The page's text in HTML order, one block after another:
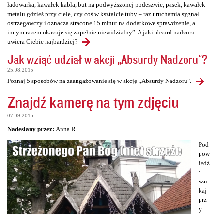
ładowarka, kawałek kabla, but na podwyższonej podeszwie, pasek, kawałek
metalu gdzieś przy ciele, czy coś w kształcie tuby – raz uruchamia sygnał
ostrzegawczy i oznacza stracone 15 minut na dodatkowe sprawdzenie, a
innym razem okazuje się zupełnie niewidzialny”. A jaki absurd nadzoru
uwiera Ciebie najbardziej?
Jak wziąć udział w akcji „Absurdy Nadzoru"?
25.08.2015
Poznaj 5 sposobów na zaangażowanie się w akcję „Absurdy Nadzoru".
Znajdź kamerę na tym zdjęciu
07.09.2015
Nadesłany przez: Anna R.
Pod
pow
iedź
:
szu
kaj
prz
y